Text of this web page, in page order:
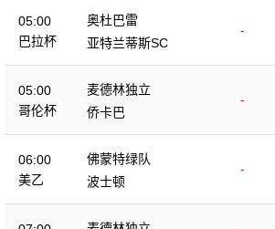
05:00
巴拉杯
奥杜巴雷
-
亚特兰蒂斯SC
05:00
哥伦杯
麦德林独立
-
侨卡巴
06:00
美乙
佛蒙特绿队
-
波士顿